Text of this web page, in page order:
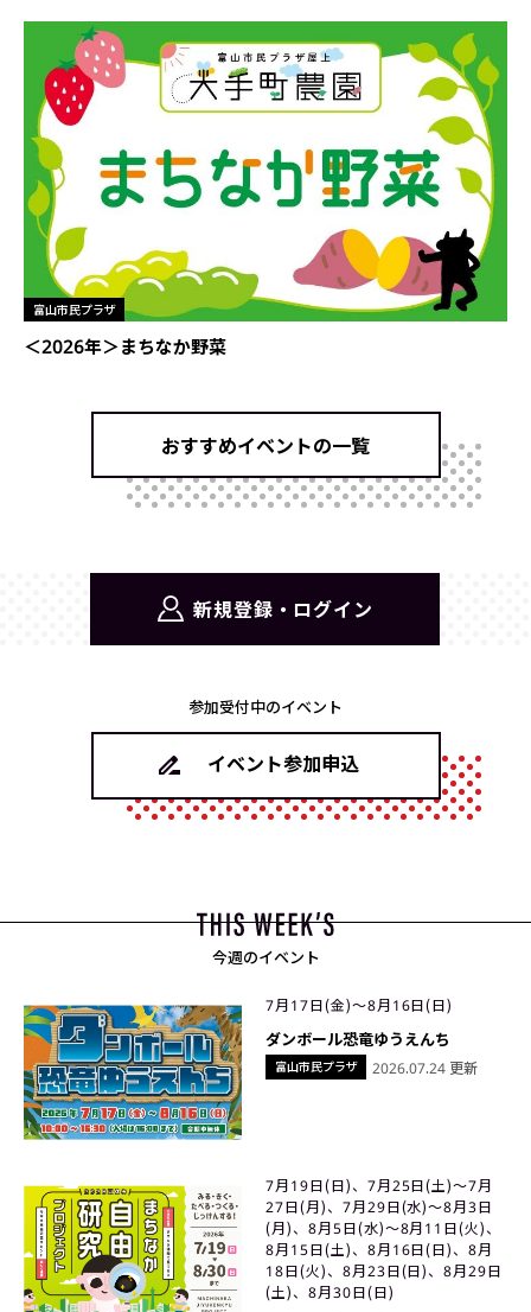
富山市民プラザ
＜2026年＞まちなか野菜
おすすめイベントの一覧
新規登録・ログイン
参加受付中のイベント
イベント参加申込
今週のイベント
富山市民プラザ
7月17日(金)〜8月16日(日)
ダンボール恐竜ゆうえんち
2026.07.24 更新
7月19日(日)、7月25日(土)〜7月
27日(月)、7月29日(水)〜8月3日
(月)、8月5日(水)〜8月11日(火)、
8月15日(土)、8月16日(日)、8月
18日(火)、8月23日(日)、8月29日
(土)、8月30日(日)